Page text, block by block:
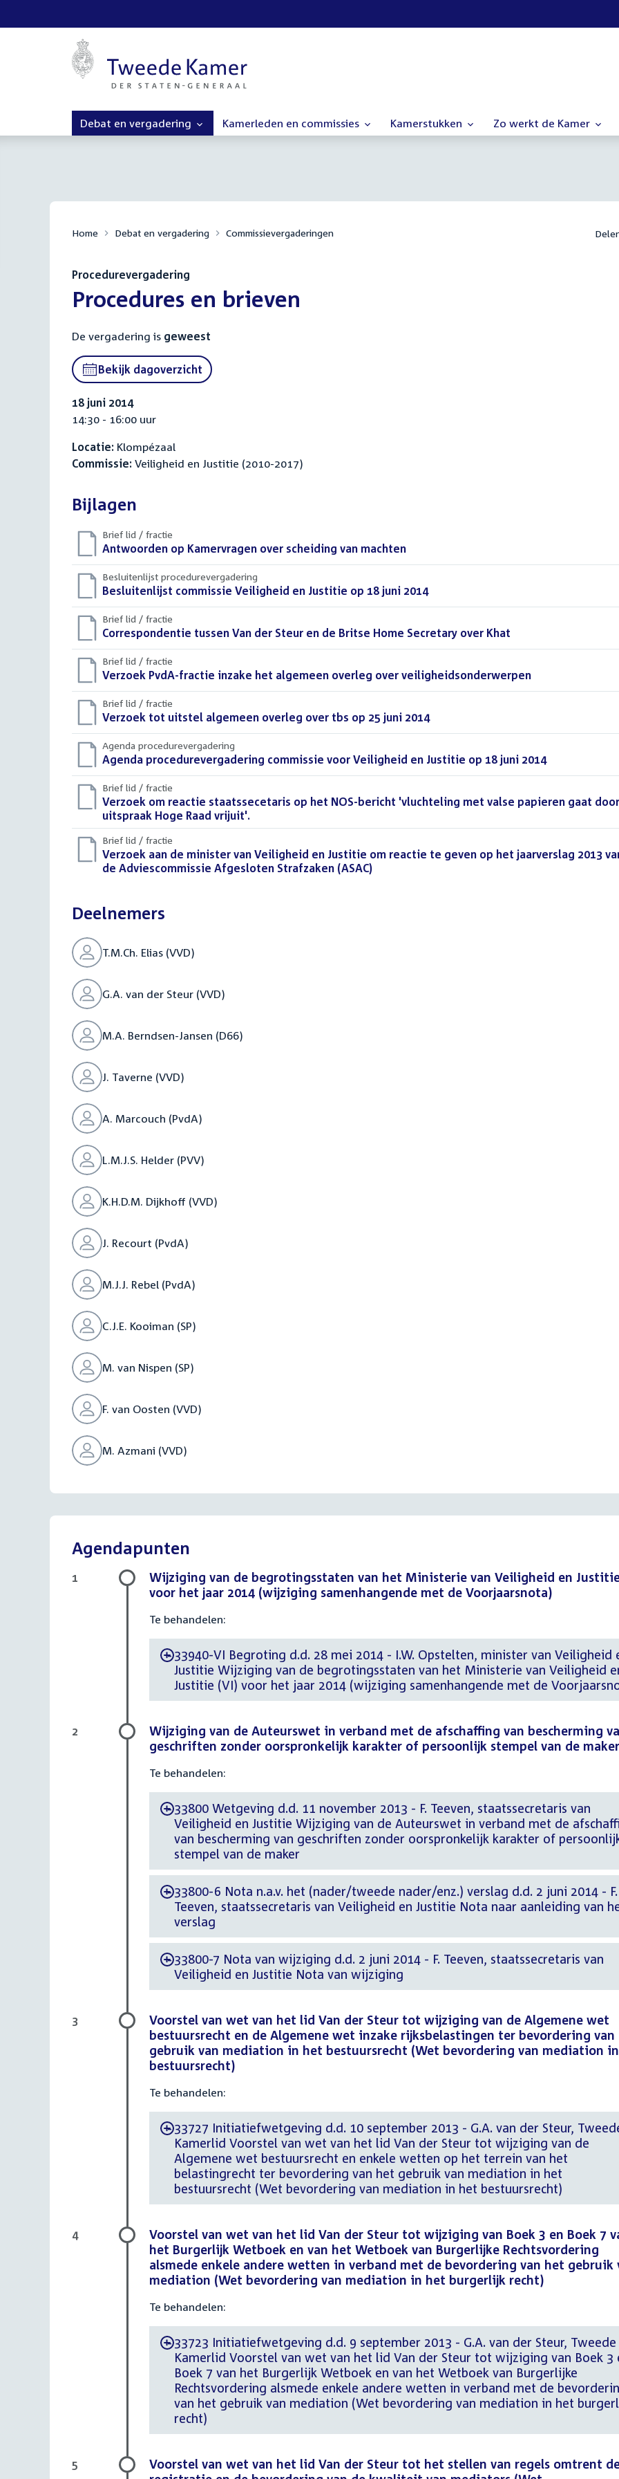
Debat en vergadering Kamerleden en commissies Kamerstukken Zo werkt de Kamer
Home Debat en vergadering Commissievergaderingen
Procedurevergadering
:Procedures en brieven
De vergadering is geweest
Bekijk dagoverzicht
18 juni 2014
14:30 - 16:00 uur
Locatie: Klompézaal
Commissie: Veiligheid en Justitie (2010-2017)
Bijlagen
Brief lid / fractie
Download
bestand:
Antwoorden op Kamervragen over scheiding van machten
Besluitenlijst procedurevergadering
Download
bestand:
Besluitenlijst commissie Veiligheid en Justitie op 18 juni 2014(PDF)
Brief lid / fractie
Download
bestand:
Correspondentie tussen Van der Steur en de Britse Home Secretary over Khat
Brief lid / fractie
Download
bestand:
Verzoek PvdA-fractie inzake het algemeen overleg over veiligheidsonderwerpen
Brief lid / fractie
Download
bestand:
Verzoek tot uitstel algemeen overleg over tbs op 25 juni 2014(DOCX)
Agenda procedurevergadering
Download
bestand:
Agenda procedurevergadering commissie voor Veiligheid en Justitie op 18 juni 2014(PDF)
Brief lid / fractie
Download
bestand:
Verzoek om reactie staatssecetaris op het NOS-bericht 'vluchteling met valse papieren gaat door
uitspraak Hoge Raad vrijuit'.
Brief lid / fractie
Download
bestand:
Verzoek aan de minister van Veiligheid en Justitie om reactie te geven op het jaarverslag 2013
de Adviescommissie Afgesloten Strafzaken (ASAC)
Deelnemers
T.M.Ch. Elias (VVD)
G.A. van der Steur (VVD)
M.A. Berndsen-Jansen (D66)
J. Taverne (VVD)
A. Marcouch (PvdA)
L.M.J.S. Helder (PVV)
K.H.D.M. Dijkhoff (VVD)
J. Recourt (PvdA)
M.J.J. Rebel (PvdA)
C.J.E. Kooiman (SP)
M. van Nispen (SP)
F. van Oosten (VVD)
M. Azmani (VVD)
Agendapunten
Wijziging van de begrotingsstaten van het Ministerie van Veiligheid en
voor het jaar 2014 (wijziging samenhangende met de Voorjaarsnota)
Te behandelen:
-33940-VI Begroting d.d. 28 mei 2014 - I.W. Opstelten, minister van Veiligheid
Justitie Wijziging van de begrotingsstaten van het Ministerie van Veiligheid
Justitie (VI) voor het jaar 2014 (wijziging samenhangende met de
1
Wijziging van de Auteurswet in verband met de afschaffing van bescherming
geschriften zonder oorspronkelijk karakter of persoonlijk stempel van de maker
Te behandelen:
-33800 Wetgeving d.d. 11 november 2013 - F. Teeven, staatssecretaris van
Veiligheid en Justitie Wijziging van de Auteurswet in verband met de
van bescherming van geschriften zonder oorspronkelijk karakter of
stempel van de maker
-33800-6 Nota n.a.v. het (nader/tweede nader/enz.) verslag d.d. 2 juni 2014 - F.
Teeven, staatssecretaris van Veiligheid en Justitie Nota naar aanleiding van
verslag
-33800-7 Nota van wijziging d.d. 2 juni 2014 - F. Teeven, staatssecretaris van
Veiligheid en Justitie Nota van wijziging
2
Voorstel van wet van het lid Van der Steur tot wijziging van de Algemene wet
bestuursrecht en de Algemene wet inzake rijksbelastingen ter bevordering van
gebruik van mediation in het bestuursrecht (Wet bevordering van mediation
bestuursrecht)
Te behandelen:
-33727 Initiatiefwetgeving d.d. 10 september 2013 - G.A. van der Steur,
Kamerlid Voorstel van wet van het lid Van der Steur tot wijziging van de
Algemene wet bestuursrecht en enkele wetten op het terrein van het
belastingrecht ter bevordering van het gebruik van mediation in het
bestuursrecht (Wet bevordering van mediation in het bestuursrecht)
3
Voorstel van wet van het lid Van der Steur tot wijziging van Boek 3 en Boek 7
het Burgerlijk Wetboek en van het Wetboek van Burgerlijke Rechtsvordering
alsmede enkele andere wetten in verband met de bevordering van het gebruik
mediation (Wet bevordering van mediation in het burgerlijk recht)
Te behandelen:
-33723 Initiatiefwetgeving d.d. 9 september 2013 - G.A. van der Steur, Tweede
Kamerlid Voorstel van wet van het lid Van der Steur tot wijziging van Boek 3
Boek 7 van het Burgerlijk Wetboek en van het Wetboek van Burgerlijke
Rechtsvordering alsmede enkele andere wetten in verband met de
van het gebruik van mediation (Wet bevordering van mediation in het
recht)
4
Voorstel van wet van het lid Van der Steur tot het stellen van regels omtrent
5